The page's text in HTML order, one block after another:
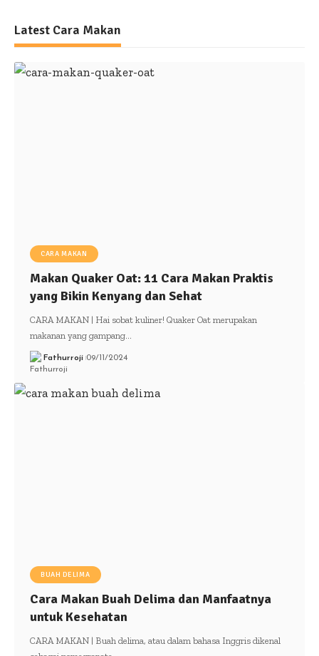
Latest Cara Makan
CARA MAKAN
Makan Quaker Oat: 11 Cara Makan Praktis
yang Bikin Kenyang dan Sehat
CARA MAKAN | Hai sobat kuliner! Quaker Oat merupakan
makanan yang gampang…
Fathurroji 09/11/2024
BUAH DELIMA
Cara Makan Buah Delima dan Manfaatnya
untuk Kesehatan
CARA MAKAN | Buah delima, atau dalam bahasa Inggris dikenal